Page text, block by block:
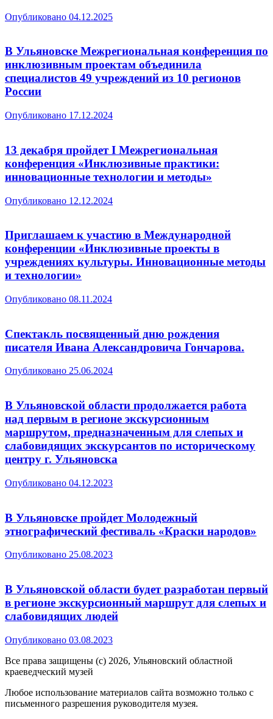
Опубликовано 04.12.2025
В Ульяновске Межрегиональная конференция по
инклюзивным проектам объединила
специалистов 49 учреждений из 10 регионов
России
Опубликовано 17.12.2024
13 декабря пройдет I Межрегиональная
конференция «Инклюзивные практики:
инновационные технологии и методы»
Опубликовано 12.12.2024
Приглашаем к участию в Международной
конференции «Инклюзивные проекты в
учреждениях культуры. Инновационные методы
и технологии»
Опубликовано 08.11.2024
Cпектакль посвященный дню рождения
писателя Ивана Александровича Гончарова.
Опубликовано 25.06.2024
В Ульяновской области продолжается работа
над первым в регионе экскурсионным
маршрутом, предназначенным для слепых и
слабовидящих экскурсантов по историческому
центру г. Ульяновска
Опубликовано 04.12.2023
В Ульяновске пройдет Молодежный
этнографический фестиваль «Краски народов»
Опубликовано 25.08.2023
В Ульяновской области будет разработан первый
в регионе экскурсионный маршрут для слепых и
слабовидящих людей
Опубликовано 03.08.2023
Все права защищены (с) 2026, Ульяновский областной
краеведческий музей
Любое использование материалов сайта возможно только с
письменного разрешения руководителя музея.